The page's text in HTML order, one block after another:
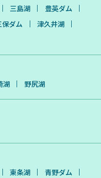
三島湖
豊英ダム
ダム
津久井湖
湖 野尻湖
東条湖
青野ダム